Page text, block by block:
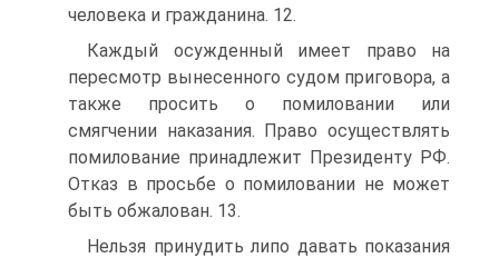
человека и гражданина. 12.
Каждый осужденный имеет право на
пересмотр вынесенного судом приговора, а
также просить о помиловании или
смягчении наказания. Право осуществлять
помилование принадлежит Президенту РФ.
Отказ в просьбе о помиловании не может
быть обжалован. 13.
Нельзя принудить липо давать показания